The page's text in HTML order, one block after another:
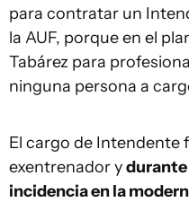
para contratar un
la AUF, porque en el
Tabárez para
ninguna persona a
El cargo de Intendente
exentrenador ydurante
incidencia en la